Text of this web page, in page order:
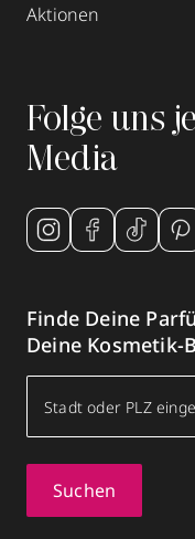
Aktionen
Folge uns
Media
Finde Deine
Deine Kosmetik-
Suchen